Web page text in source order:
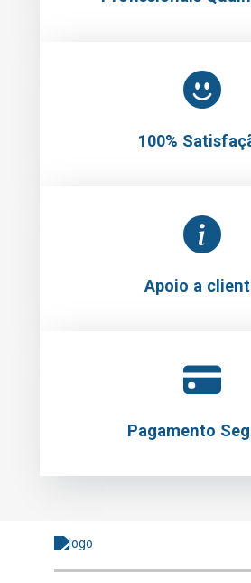
100%
Apoio a
Pagamento